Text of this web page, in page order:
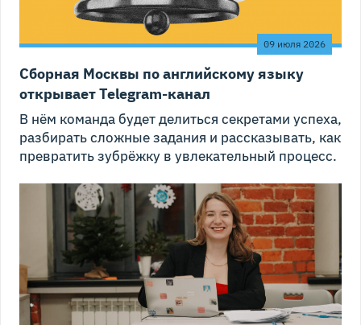
09 июля 2026
Сборная Москвы по английскому языку
открывает Telegram-канал
В нём команда будет делиться секретами успеха,
разбирать сложные задания и рассказывать, как
превратить зубрёжку в увлекательный процесс.